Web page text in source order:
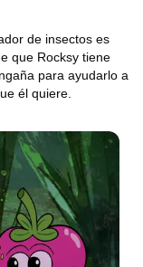
de insectos es
que Rocksy tiene
para ayudarlo a
él quiere.